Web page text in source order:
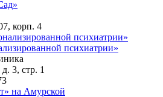
корп. 4
психиатрии»
3, стр. 1